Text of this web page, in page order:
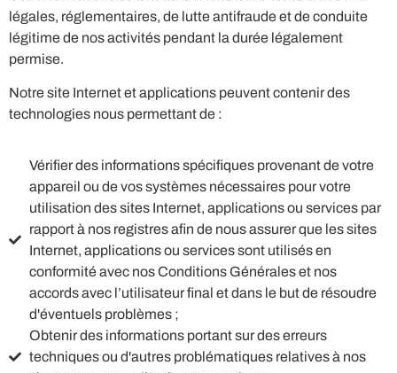
légales, réglementaires, de lutte antifraude et de conduite
légitime de nos activités pendant la durée légalement
permise.
Notre site Internet et applications peuvent contenir des
technologies nous permettant de :
Vérifier des informations spécifiques provenant de votre
appareil ou de vos systèmes nécessaires pour votre
utilisation des sites Internet, applications ou services par
rapport à nos registres afin de nous assurer que les sites
Internet, applications ou services sont utilisés en
conformité avec nos Conditions Générales et nos
accords avec l’utilisateur final et dans le but de résoudre
d'éventuels problèmes ;
Obtenir des informations portant sur des erreurs
techniques ou d'autres problématiques relatives à nos